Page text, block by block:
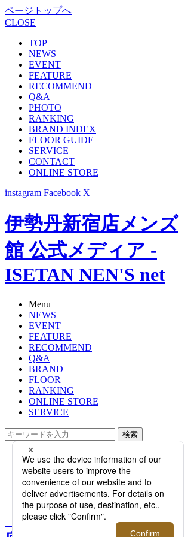
ページトップへ
CLOSE
TOP
NEWS
EVENT
FEATURE
RECOMMEND
Q&A
PHOTO
RANKING
BRAND INDEX
FLOOR GUIDE
SERVICE
CONTACT
ONLINE STORE
instagram Facebook X
伊勢丹新宿店メンズ
館 公式メディア -
ISETAN NEN'S net
Menu
NEWS
EVENT
FEATURE
RECOMMEND
Q&A
BRAND
FLOOR
RANKING
ONLINE STORE
SERVICE
検索
TOP
PHOTO
【完全保存版！ブランド徹底ガイ
ド】vol.3｜ジェイエムウエストン
【完全保存版！ブランド徹